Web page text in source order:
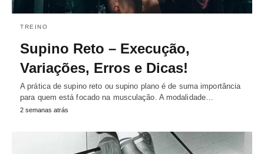
TREINO
Supino Reto – Execução,
Variações, Erros e Dicas!
A prática de supino reto ou supino plano é de suma importância
para quem está focado na musculação. A modalidade…
2 semanas atrás